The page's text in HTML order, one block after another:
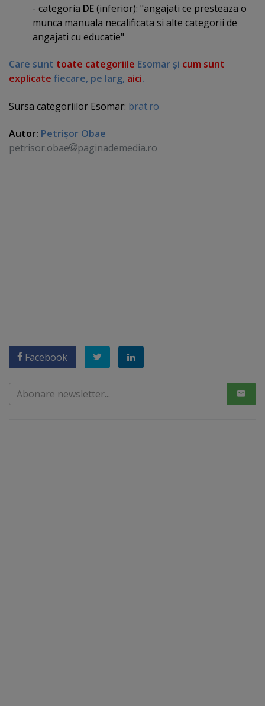
- categoria DE(inferior): "angajati ce presteaza o
munca manuala necalificata si alte categorii de
angajati cu educatie"
Care sunt toate categoriile Esomar şi cum sunt
explicate fiecare, pe larg, aici.
Sursa categoriilor Esomar: brat.ro
Autor: Petrişor Obae
petrisor.obae
paginademedia.ro
Facebook